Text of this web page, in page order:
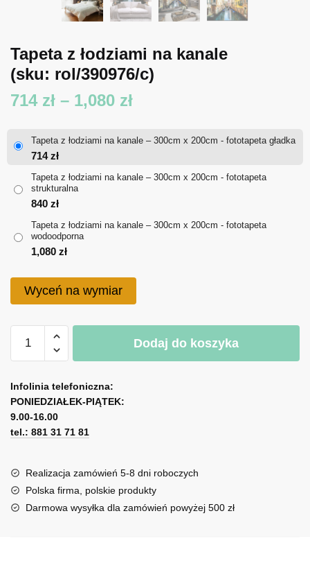
Tapeta z łodziami na kanale
(sku: rol/390976/c)
714 zł – 1,080 złZakres
714 zł
1,080 zł
Tapeta z łodziami na kanale – 300cm x 200cm - fototapeta gładka
714zł
Tapeta z łodziami na kanale – 300cm x 200cm - fototapeta
strukturalna
840 zł
Tapeta z łodziami na kanale – 300cm x 200cm - fototapeta
wodoodporna
1,080 zł
Wyceń na wymiar
Tapeta
łodziami
na
kanale
Dodaj do koszyka
l
t
e
r
a
t
i
Infolinia telefoniczna:
PONIEDZIAŁEK-PIĄTEK:
9.00-16.00
tel.: 881 31 71 81
Realizacja zamówień 5-8 dni roboczych
Polska firma, polskie produkty
Darmowa wysyłka dla zamówień powyżej 500 zł